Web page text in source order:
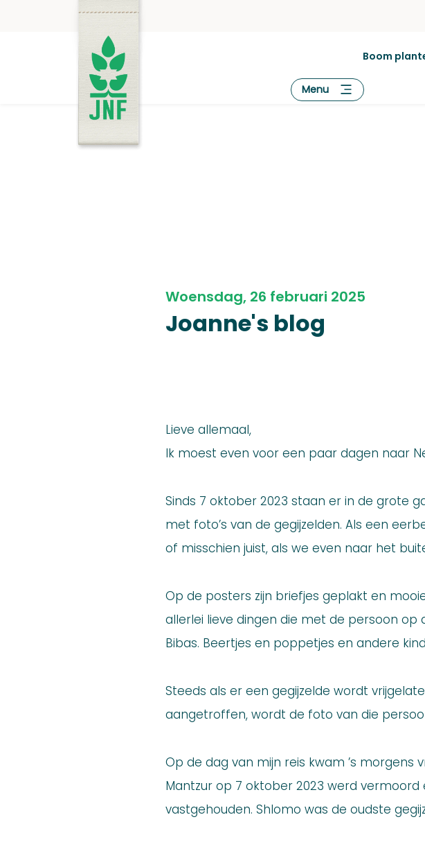
JNF Boom
Menu
Woensdag, 26 februari 2025
Joanne's blog
Lieve allemaal,
Ik moest even voor een paar dagen naar
Sinds 7 oktober 2023 staan er in de grote
met foto’s van de gegijzelden. Als een
of misschien juist, als we even naar het
Op de posters zijn briefjes geplakt en
allerlei lieve dingen die met de persoon
Bibas. Beertjes en poppetjes en andere
Steeds als er een gegijzelde wordt
aangetroffen, wordt de foto van die
Op de dag van mijn reis kwam ’s
Mantzur op 7 oktober 2023 werd
vastgehouden. Shlomo was de oudste